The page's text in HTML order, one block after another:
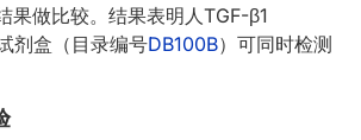
果做比较。结果表明人TGF-β1
剂盒（目录编号DB100B）可同时检测